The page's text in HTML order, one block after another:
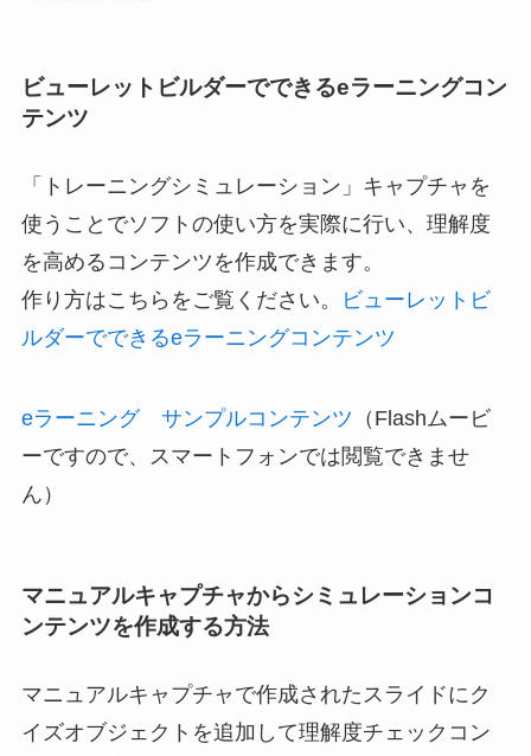
ビューレットビルダーでできるeラーニングコン
テンツ
「トレーニングシミュレーション」キャプチャを
使うことでソフトの使い方を実際に行い、理解度
を高めるコンテンツを作成できます。
作り方はこちらをご覧ください。
ビューレットビ
ルダーでできるeラーニングコンテンツ
eラーニング サンプルコンテンツ （Flashムービ
ーですので、スマートフォンでは閲覧できませ
ん）
マニュアルキャプチャからシミュレーションコ
ンテンツを作成する方法
マニュアルキャプチャで作成されたスライドにク
イズオブジェクトを追加して理解度チェックコン